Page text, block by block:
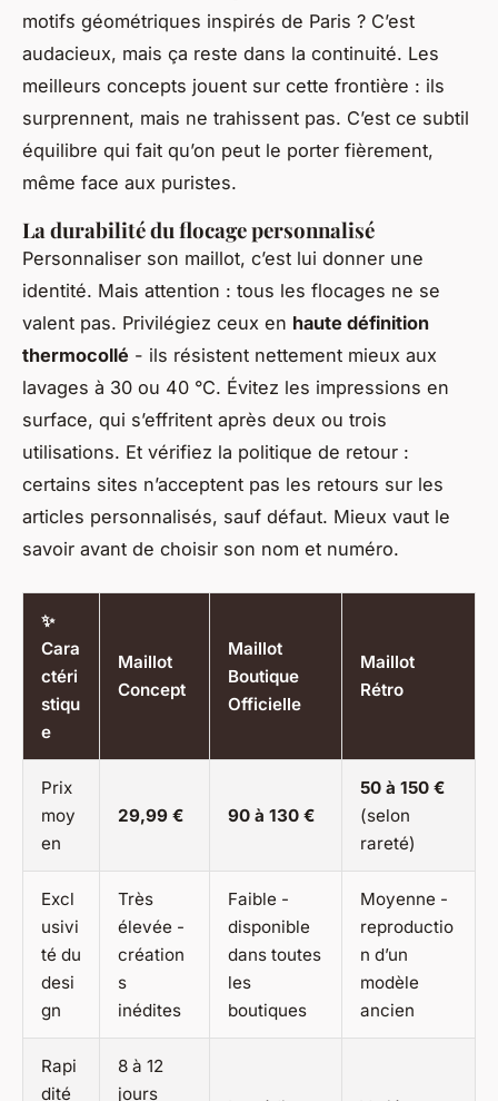
motifs géométriques inspirés de Paris ? C’est
audacieux, mais ça reste dans la continuité. Les
meilleurs concepts jouent sur cette frontière : ils
surprennent, mais ne trahissent pas. C’est ce subtil
équilibre qui fait qu’on peut le porter fièrement,
même face aux puristes.
La durabilité du flocage personnalisé
Personnaliser son maillot, c’est lui donner une
identité. Mais attention : tous les flocages ne se
valent pas. Privilégiez ceux en haute définition
thermocollé - ils résistent nettement mieux aux
lavages à 30 ou 40 °C. Évitez les impressions en
surface, qui s’effritent après deux ou trois
utilisations. Et vérifiez la politique de retour :
certains sites n’acceptent pas les retours sur les
articles personnalisés, sauf défaut. Mieux vaut le
savoir avant de choisir son nom et numéro.
✨
Cara
ctéri
stiqu
e
Maillot
Concept
Maillot
Boutique
Officielle
Maillot
Rétro
Prix
moy
en
29,99 € 90 à 130 €
50 à 150 €
(selon
rareté)
Excl
usivi
té du
desi
gn
Très
élevée -
création
s
inédites
Faible -
disponible
dans toutes
les
boutiques
Moyenne -
reproductio
n d’un
modèle
ancien
Rapi
dité
8 à 12
jours